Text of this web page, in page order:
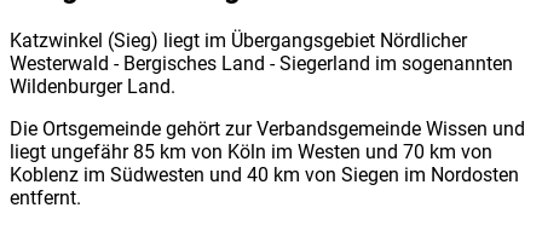
Katzwinkel (Sieg) liegt im Übergangsgebiet Nördlicher
Westerwald - Bergisches Land - Siegerland im sogenannten
Wildenburger Land.
Die Ortsgemeinde gehört zur Verbandsgemeinde Wissen und
liegt ungefähr 85 km von Köln im Westen und 70 km von
Koblenz im Südwesten und 40 km von Siegen im Nordosten
entfernt.